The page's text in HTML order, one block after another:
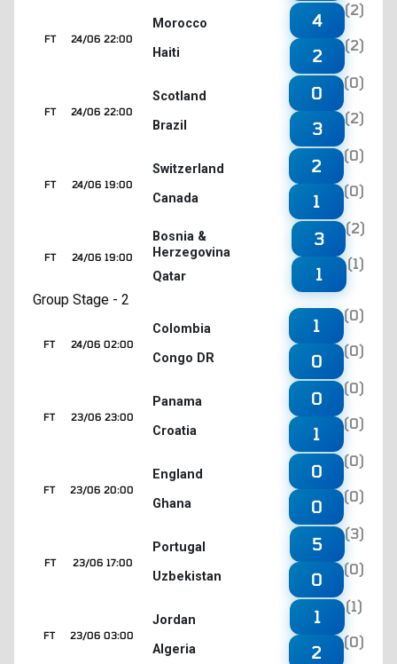
24/06 22:00
FT
Morocco
Haiti
4
(2)
2
(2)
24/06 22:00
FT
Scotland
Brazil
0
(0)
3
(2)
24/06 19:00
FT
Switzerland
Canada
2
(0)
1
(0)
24/06 19:00
FT
Bosnia &
Herzegovina
Qatar
3
(2)
1
(1)
Group Stage - 2
24/06 02:00
FT
Colombia
Congo DR
1
(0)
0
(0)
23/06 23:00
FT
Panama
Croatia
0
(0)
1
(0)
23/06 20:00
FT
England
Ghana
0
(0)
0
(0)
23/06 17:00
FT
Portugal
Uzbekistan
5
(3)
0
(0)
23/06 03:00
FT
Jordan
Algeria
1
(1)
2
(0)